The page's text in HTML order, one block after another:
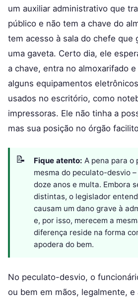
um auxiliar administrativo que
público e não tem a chave do
tem acesso à sala do chefe que
uma gaveta. Certo dia, ele
a chave, entra no almoxarifado e
alguns equipamentos
usados no escritório, como
impressoras. Ele não tinha a
mas sua posição no órgão
Fique atento: A pena para
mesma do peculato-desvio
doze anos e multa. Embora
distintas, o legislador
causam um dano grave à
e, por isso, merecem a
diferença reside na forma
apodera do bem.
No peculato-desvio, o
ou bem em mãos, legalmente, e